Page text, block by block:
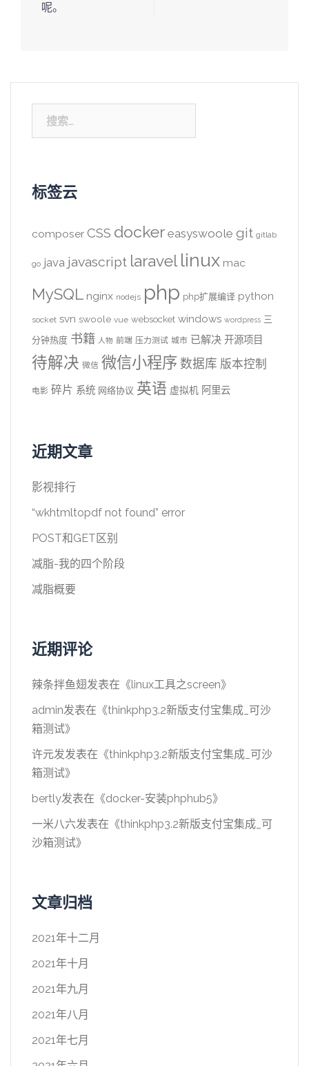
呢。
索：
标签云
composer CSS docker easyswoole git gitlab
go java javascript laravel linux mac
MySQL nginx nodejs php php扩展编译 python
socket svn swoole vue websocket windows wordpress 三
分钟热度 书籍 人物 前端 压力测试 城市 已解决 开源项目
待解决 微信 微信小程序 数据库 版本控制
电影 碎片 系统 网络协议 英语 虚拟机 阿里云
近期文章
影视排行
“wkhtmltopdf not found” error
POST和GET区别
减脂-我的四个阶段
减脂概要
近期评论
辣条拌鱼翅发表在《linux工具之screen》
admin发表在《thinkphp3.2新版支付宝集成_可沙
箱测试》
许元发发表在《thinkphp3.2新版支付宝集成_可沙
箱测试》
bertly发表在《docker-安装phphub5》
一米八六发表在《thinkphp3.2新版支付宝集成_可
沙箱测试》
文章归档
2021年十二月
2021年十月
2021年九月
2021年八月
2021年七月